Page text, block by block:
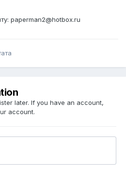
paperman2@hotbox.ru
later. If you have an account,
account.